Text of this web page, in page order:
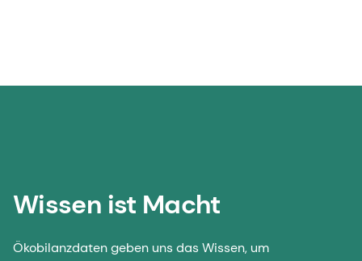
Wissen ist Macht
Ökobilanzdaten geben uns das Wissen, um